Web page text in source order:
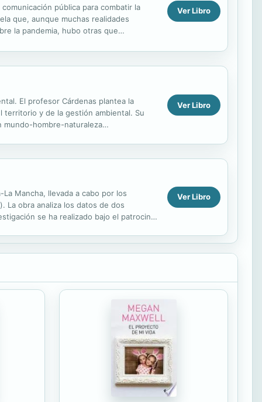
pública para combatir la
que, aunque muchas realidades
la pandemia, hubo otras que
Ver Libro
El profesor Cárdenas plantea la
territorio y de la gestión ambiental. Su
mundo-hombre-naturaleza
Ver Libro
Mancha, llevada a cabo por los
La obra analiza los datos de dos
se ha realizado bajo el patrocinio
Ver Libro